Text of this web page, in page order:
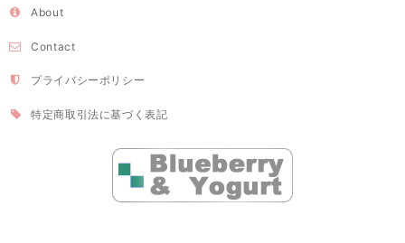
About
Contact
プライバシーポリシー
特定商取引法に基づく表記